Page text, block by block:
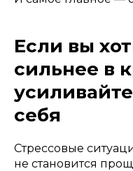
Если вы
сильнее в
себя
Стрессовые
не становится